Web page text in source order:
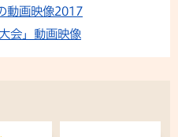
動画映像2017
会」動画映像